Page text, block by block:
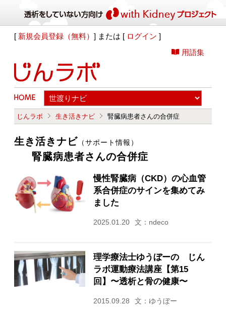
[ 新規会員登録（無料）] または [ ログイン ]
用語集
じんラボ 生き活きナビ 腎臓病患者さんの合併症
生き活きナビ （サポート情報）
腎臓病患者さんの合併症
慢性腎臓病（CKD）の心血管
系合併症のサインを集めてみ
ました
2025.01.20 文：ndeco
理学療法士ゆうぼーの じん
ラボ運動療法講座【第15
回】〜透析と骨の健康〜
2015.09.28 文：ゆうぼー